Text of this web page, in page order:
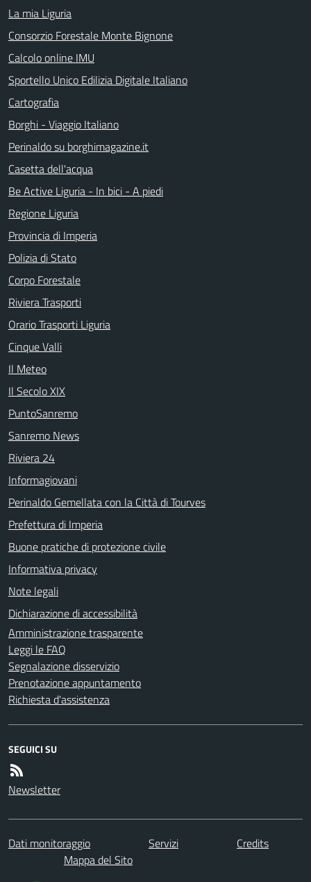
La mia Liguria
Consorzio Forestale Monte Bignone
Calcolo online IMU
Sportello Unico Edilizia Digitale Italiano
Cartografia
Borghi - Viaggio Italiano
Perinaldo su borghimagazine.it
Casetta dell'acqua
Be Active Liguria - In bici - A piedi
Regione Liguria
Provincia di Imperia
Polizia di Stato
Corpo Forestale
Riviera Trasporti
Orario Trasporti Liguria
Cinque Valli
Il Meteo
Il Secolo XIX
PuntoSanremo
Sanremo News
Riviera 24
Informagiovani
Perinaldo Gemellata con la Città di Tourves
Prefettura di Imperia
Buone pratiche di protezione civile
Informativa privacy
Note legali
Dichiarazione di accessibilità
Amministrazione trasparente
Leggi le FAQ
Segnalazione disservizio
Prenotazione appuntamento
Richiesta d'assistenza
SEGUICI SU
Newsletter
Dati monitoraggio Servizi
Credits
Mappa del Sito